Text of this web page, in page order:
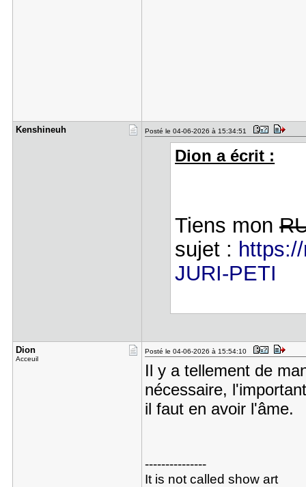
Kenshineuh Posté le 04-06-2026 à 15:34:51
Dion a écrit :
Tiens mon
sujet :
JURI-PETI
Dion
Acceuil
Posté le 04-06-2026 à 15:54:10
Il y a tellement de
nécessaire,
il faut en avoir l'âme.
---------------
It is not called show art